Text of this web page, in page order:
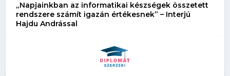
„Napjainkban az informatikai készségek összetett
rendszere számít igazán értékesnek” – Interjú
Hajdu Andrással